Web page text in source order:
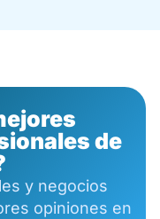
de
y negocios
opiniones en